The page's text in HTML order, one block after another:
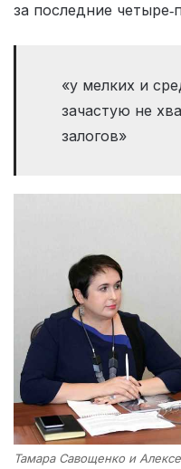
за последние
«у мелких и
зачастую не
залогов»
Тамара Савощенко и